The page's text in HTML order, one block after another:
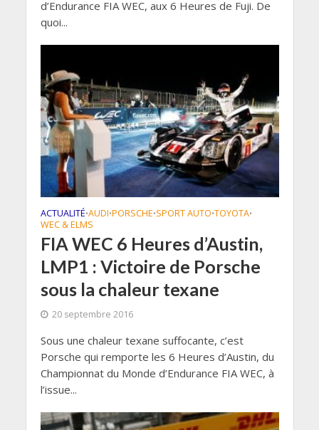
d’Endurance FIA WEC, aux 6 Heures de Fuji. De
quoi...
ACTUALITÉ•AUDI•PORSCHE•SPORT AUTO•TOYOTA•
WEC & ELMS
FIA WEC 6 Heures d’Austin,
LMP1 : Victoire de Porsche
sous la chaleur texane
20 septembre 2016
Sous une chaleur texane suffocante, c’est
Porsche qui remporte les 6 Heures d’Austin, du
Championnat du Monde d’Endurance FIA WEC, à
l’issue...